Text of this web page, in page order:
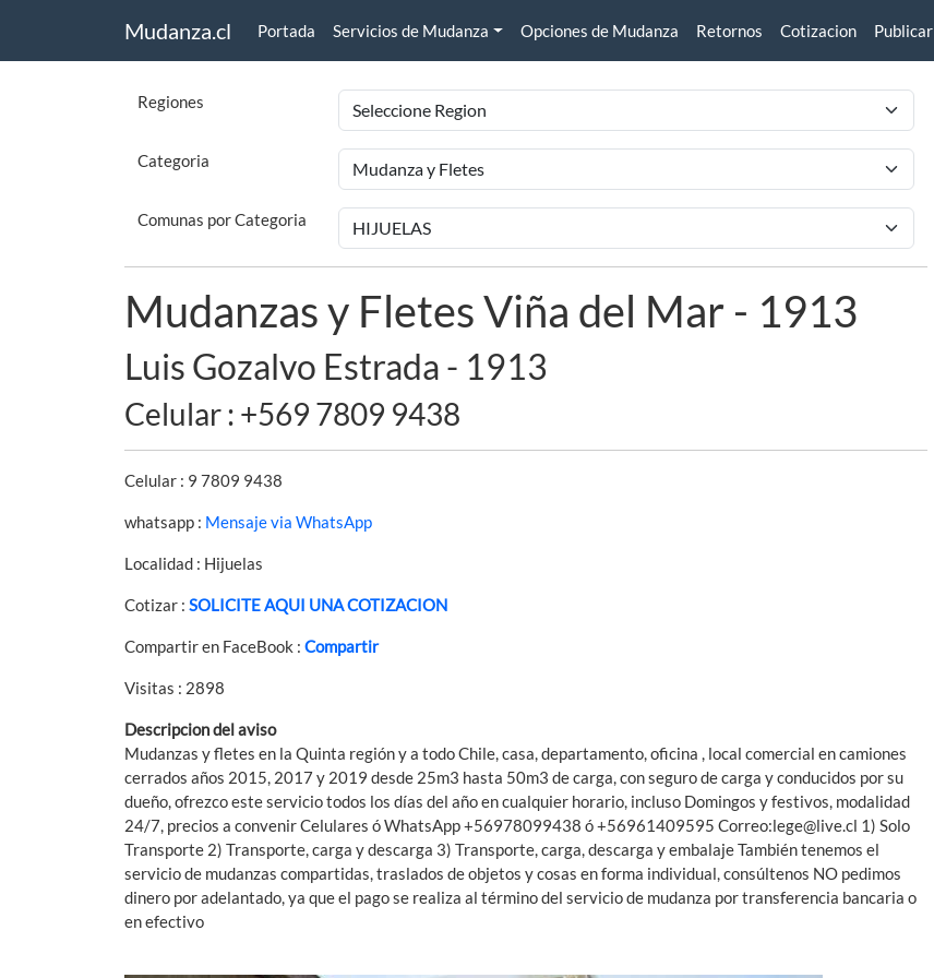
Mudanza.cl Portada Servicios de Mudanza Opciones de Mudanza Retornos Cotizacion Publicar
Regiones
Categoria
Comunas por Categoria
Mudanzas y Fletes Viña del Mar - 1913
Luis Gozalvo Estrada - 1913
Celular : +569 7809 9438
Celular : 9 7809 9438
whatsapp : Mensaje via WhatsApp
Localidad : Hijuelas
Cotizar : SOLICITE AQUI UNA COTIZACION
Compartir en FaceBook : Compartir
Visitas : 2898
Descripcion del aviso
Mudanzas y fletes en la Quinta región y a todo Chile, casa, departamento, oficina , local comercial en camiones
cerrados años 2015, 2017 y 2019 desde 25m3 hasta 50m3 de carga, con seguro de carga y conducidos por su
dueño, ofrezco este servicio todos los días del año en cualquier horario, incluso Domingos y festivos, modalidad
24/7, precios a convenir Celulares ó WhatsApp +56978099438 ó +56961409595 Correo:lege@live.cl 1) Solo
Transporte 2) Transporte, carga y descarga 3) Transporte, carga, descarga y embalaje También tenemos el
servicio de mudanzas compartidas, traslados de objetos y cosas en forma individual, consúltenos NO pedimos
dinero por adelantado, ya que el pago se realiza al término del servicio de mudanza por transferencia bancaria o
en efectivo